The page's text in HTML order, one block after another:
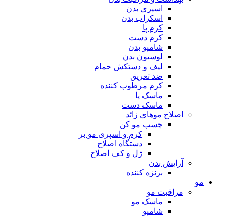
اسپری بدن
اسکراب بدن
کرم پا
کرم دست
شامپو بدن
لوسیون بدن
لیف و دستکش حمام
ضد تعریق
کرم مرطوب کننده
ماسک پا
ماسک دست
اصلاح موهای زائد
چسب مو کن
کرم و اسپری مو بر
دستگاه اصلاح
ژل و کف اصلاح
آرایش بدن
برنزه کننده
مو
مراقبت مو
ماسک مو
شامپو